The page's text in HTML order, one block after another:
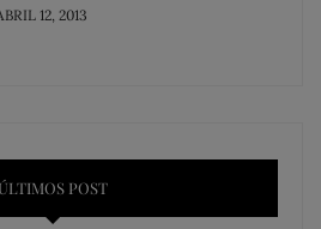
12, 2013
ÚLTIMOS POST